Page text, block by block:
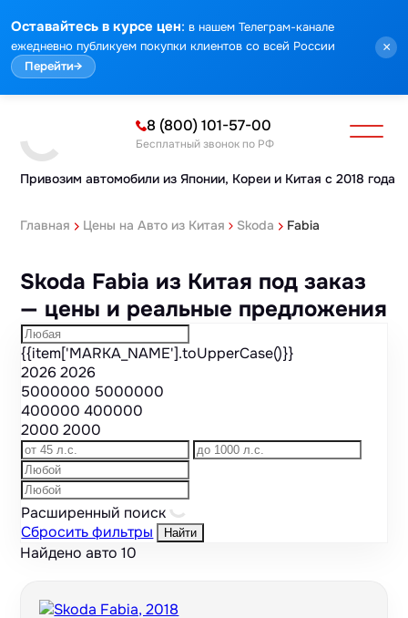
Оставайтесь в курсе цен: в нашем Телеграм-канале
ежедневно публикуем покупки клиентов со всей России
Перейти→
×
Привозим автомобили из Японии, Кореи и Китая с 2018 года
8 (800) 101-57-00
Бесплатный звонок по РФ
Главная Цены на Авто из Китая Skoda Fabia
Skoda Fabia из Китая под заказ
— цены и реальные предложения
{{item['MARKA_NAME'].toUpperCase()}}
20262026
5000000 5000000
400000400000
20002000
Расширенный поиск
Сбросить фильтры
Найти
Найдено авто10